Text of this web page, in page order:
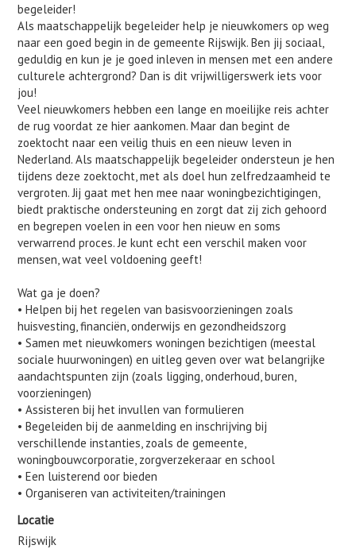
begeleider!
Als maatschappelijk begeleider help je nieuwkomers op weg
naar een goed begin in de gemeente Rijswijk. Ben jij sociaal,
geduldig en kun je je goed inleven in mensen met een andere
culturele achtergrond? Dan is dit vrijwilligerswerk iets voor
jou!
Veel nieuwkomers hebben een lange en moeilijke reis achter
de rug voordat ze hier aankomen. Maar dan begint de
zoektocht naar een veilig thuis en een nieuw leven in
Nederland. Als maatschappelijk begeleider ondersteun je hen
tijdens deze zoektocht, met als doel hun zelfredzaamheid te
vergroten. Jij gaat met hen mee naar woningbezichtigingen,
biedt praktische ondersteuning en zorgt dat zij zich gehoord
en begrepen voelen in een voor hen nieuw en soms
verwarrend proces. Je kunt echt een verschil maken voor
mensen, wat veel voldoening geeft!
Wat ga je doen?
• Helpen bij het regelen van basisvoorzieningen zoals
huisvesting, financiën, onderwijs en gezondheidszorg
• Samen met nieuwkomers woningen bezichtigen (meestal
sociale huurwoningen) en uitleg geven over wat belangrijke
aandachtspunten zijn (zoals ligging, onderhoud, buren,
voorzieningen)
• Assisteren bij het invullen van formulieren
• Begeleiden bij de aanmelding en inschrijving bij
verschillende instanties, zoals de gemeente,
woningbouwcorporatie, zorgverzekeraar en school
• Een luisterend oor bieden
• Organiseren van activiteiten/trainingen
Locatie
Rijswijk